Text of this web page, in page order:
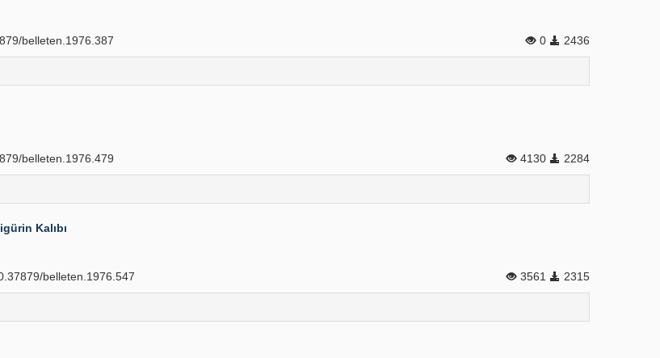
belleten.1976.387 0 2436
belleten.1976.479 4130 2284
Kalıbı
belleten.1976.547 3561 2315